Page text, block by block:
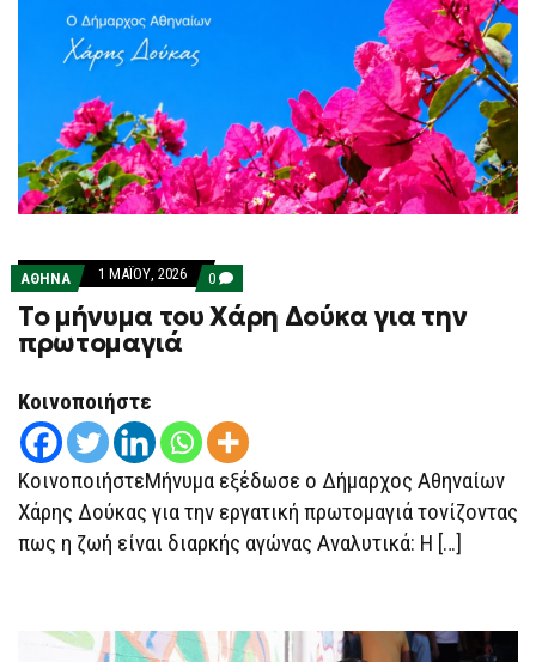
ΑΘΗΝΑ 1 ΜΑΪ́ΟΥ, 2026 0 COMMENTS
ON
ΤΟ
ΜΉΝΥΜΑ
ΤΗΝ
ΠΡΩΤΟΜΑΓΙΆ
Το μήνυμα του Χάρη Δούκα για την
πρωτομαγιά
Κοινοποιήστε
ΚοινοποιήστεΜήνυμα εξέδωσε ο Δήμαρχος Αθηναίων
Χάρης Δούκας για την εργατική πρωτομαγιά τονίζοντας
πως η ζωή είναι διαρκής αγώνας Αναλυτικά: Η […]